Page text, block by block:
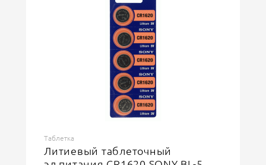
Таблетка
Литиевый таблеточный